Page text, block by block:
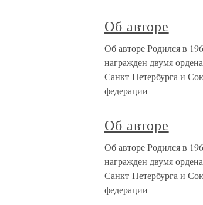
Об авторе
Об авторе Родился в
награжден двумя
Санкт-Петербурга и
федерации
Об авторе
Об авторе Родился в
награжден двумя
Санкт-Петербурга и
федерации